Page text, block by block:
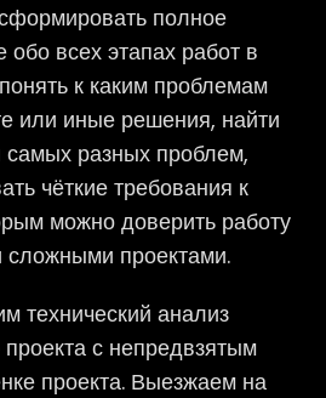
полное
обо всех этапах работ в
к каким проблемам
или иные решения, найти
самых разных проблем,
чёткие требования к
можно доверить работу
проектами.
технический анализ
проекта с непредвзятым
проекта. Выезжаем на